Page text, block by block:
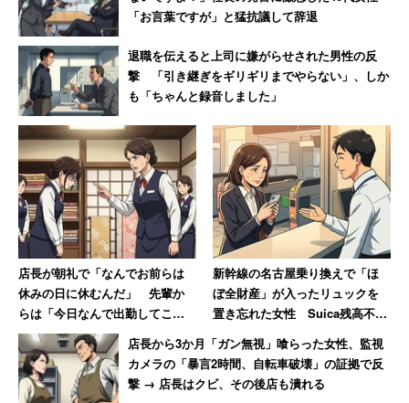
「アーティストが必死に作った音楽だから聞く側も
必死に働いたお金で買って聞く。それが筋だと思っ
ているのでずっとそうしております」
という意見の方が多数派だ。今後も音楽を楽しみ続けるた
めに「違法アプリで聴いてる＝ダサいっていう風潮がはび
これば良いのに」と思う限りだ。
そういや、昨日
インスタグラムで知らない若い子からDMが届き、読
むと
「〇〇(調べたらでてきたが違法の音楽アプリ)に
OKAMOTO'Sが入っていなくて聴きたくても聴けま
「お言葉ですが」と猛抗議して辞退
退職を伝えると上司に嫌がらせされた男性の反
撃 「引き継ぎをギリギリまでやらない」、しか
も「ちゃんと録音しました」
店長が朝礼で「なんでお前らは
休みの日に休むんだ」 先輩か
らは「今日なんで出勤してこな
いの!?」休日なのに言われた女性
【前編】
新幹線の名古屋乗り換えで「ほ
ぼ全財産」が入ったリュックを
置き忘れた女性 Suica残高不足
で絶望するも駅員「大丈夫です
よ」
店長から3か月「ガン無視」喰らった女性、監視
カメラの「暴言2時間、自転車破壊」の証拠で反
撃 → 店長はクビ、その後店も潰れる